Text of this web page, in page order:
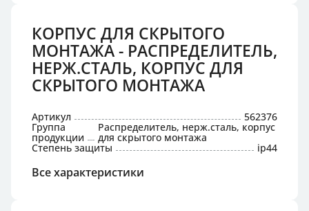
КОРПУС ДЛЯ СКРЫТОГО
МОНТАЖА - РАСПРЕДЕЛИТЕЛЬ,
НЕРЖ.СТАЛЬ, КОРПУС ДЛЯ
СКРЫТОГО МОНТАЖА
Артикул 562376
Группа
продукции
Распределитель, нерж.сталь, корпус
для скрытого монтажа
Степень защиты ip44
Все характеристики